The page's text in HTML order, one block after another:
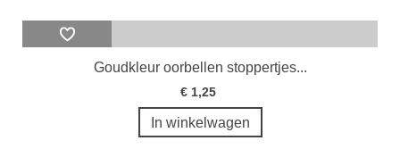
Goudkleur oorbellen stoppertjes...
€ 1,25
In winkelwagen